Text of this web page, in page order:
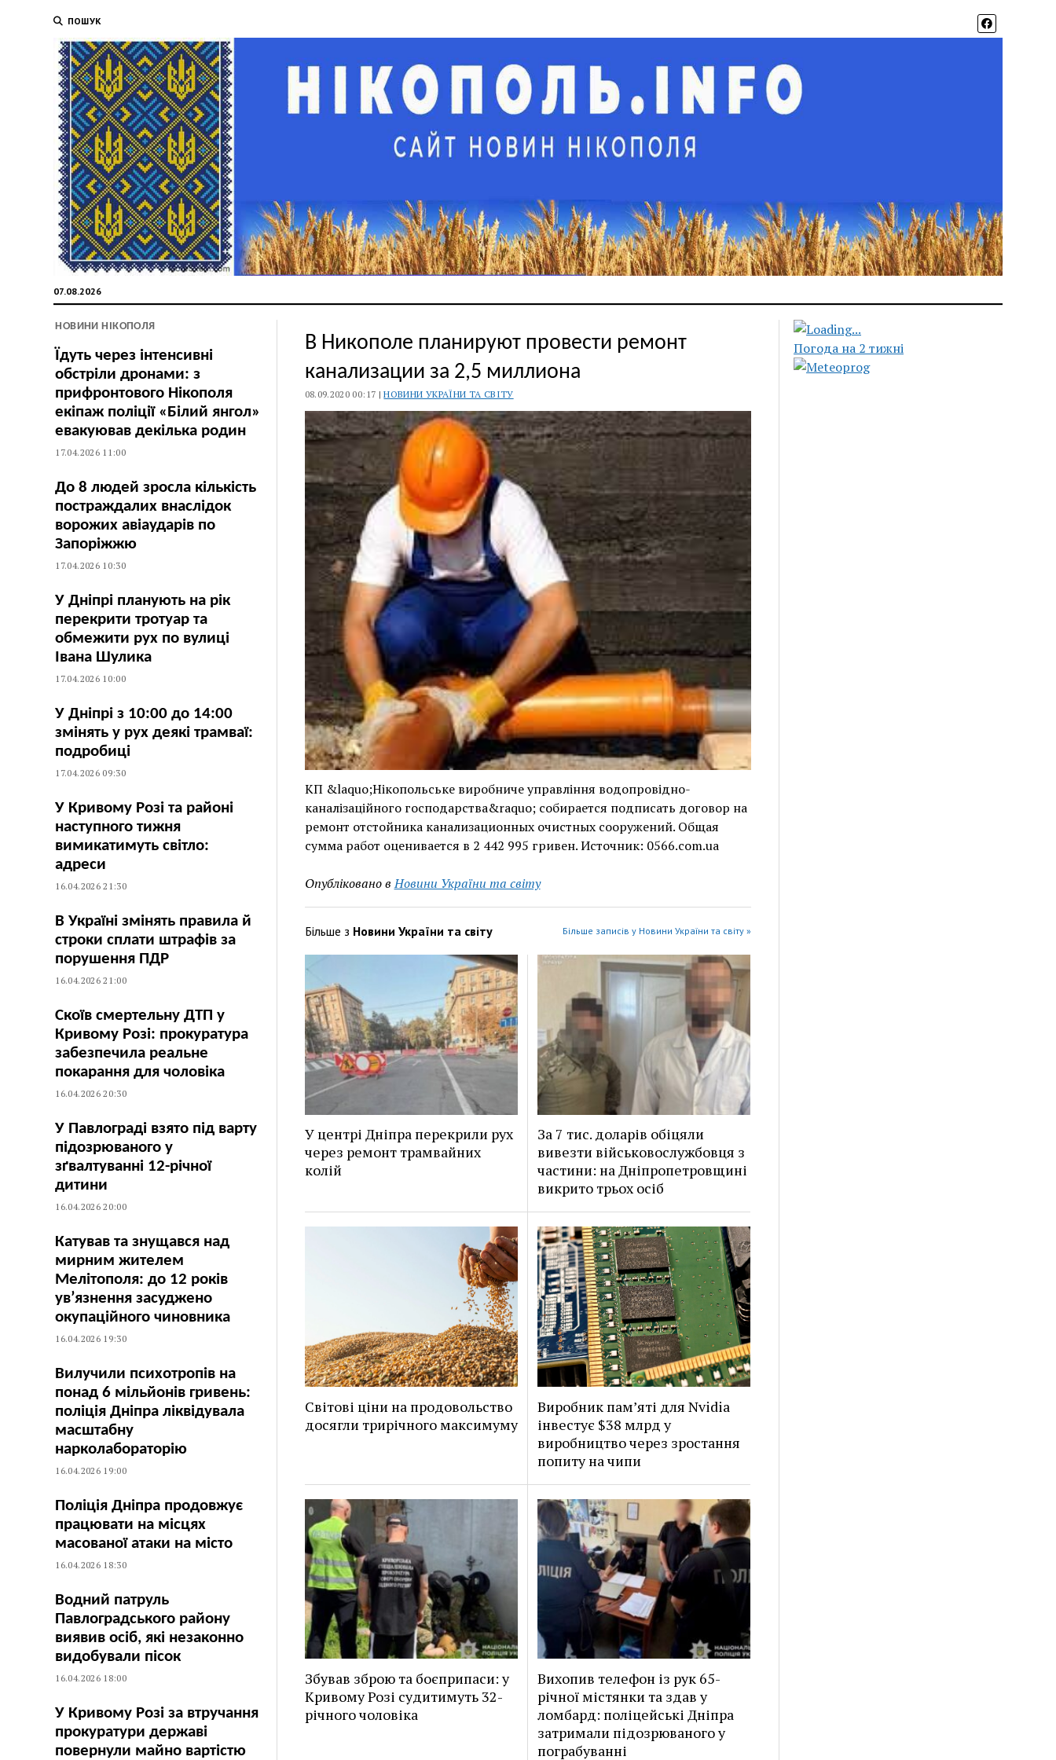
ПОШУК
07.08.2026
НОВИНИ НІКОПОЛЯ
Їдуть через інтенсивні
обстріли дронами: з
прифронтового Нікополя
екіпаж поліції «Білий янгол»
евакуював декілька родин
17.04.2026 11:00
До 8 людей зросла кількість
постраждалих внаслідок
ворожих авіаударів по
Запоріжжю
17.04.2026 10:30
У Дніпрі планують на рік
перекрити тротуар та
обмежити рух по вулиці
Івана Шулика
17.04.2026 10:00
У Дніпрі з 10:00 до 14:00
змінять у рух деякі трамваї:
подробиці
17.04.2026 09:30
У Кривому Розі та районі
наступного тижня
вимикатимуть світло:
адреси
16.04.2026 21:30
В Україні змінять правила й
строки сплати штрафів за
порушення ПДР
16.04.2026 21:00
Скоїв смертельну ДТП у
Кривому Розі: прокуратура
забезпечила реальне
покарання для чоловіка
16.04.2026 20:30
У Павлограді взято під варту
підозрюваного у
зґвалтуванні 12-річної
дитини
16.04.2026 20:00
Катував та знущався над
мирним жителем
Мелітополя: до 12 років
ув’язнення засуджено
окупаційного чиновника
16.04.2026 19:30
Вилучили психотропів на
понад 6 мільйонів гривень:
поліція Дніпра ліквідувала
масштабну
нарколабораторію
16.04.2026 19:00
Поліція Дніпра продовжує
працювати на місцях
масованої атаки на місто
16.04.2026 18:30
Водний патруль
Павлоградського району
виявив осіб, які незаконно
видобували пісок
16.04.2026 18:00
У Кривому Розі за втручання
прокуратури державі
повернули майно вартістю
В Никополе планируют провести ремонт
канализации за 2,5 миллиона
08.09.2020 00:17 |НОВИНИ УКРАЇНИ ТА СВІТУ
КП &laquo;Нікопольське виробниче управління водопровідно-
каналізаційного господарства&raquo; собирается подписать договор на
ремонт отстойника канализационных очистных сооружений. Общая
сумма работ оценивается в 2 442 995 гривен. Источник: 0566.com.ua
Опубліковано в Новини України та світу
Більше з Новини України та світу Більше записів у Новини України та світу »
У центрі Дніпра перекрили рух
через ремонт трамвайних
колій
За 7 тис. доларів обіцяли
вивезти військовослужбовця з
частини: на Дніпропетровщині
викрито трьох осіб
Світові ціни на продовольство
досягли трирічного максимуму
Виробник пам’яті для Nvidia
інвестує $38 млрд у
виробництво через зростання
попиту на чипи
Збував зброю та боєприпаси: у
Кривому Розі судитимуть 32-
річного чоловіка
Вихопив телефон із рук 65-
річної містянки та здав у
ломбард: поліцейські Дніпра
затримали підозрюваного у
пограбуванні
Погода на 2 тижні